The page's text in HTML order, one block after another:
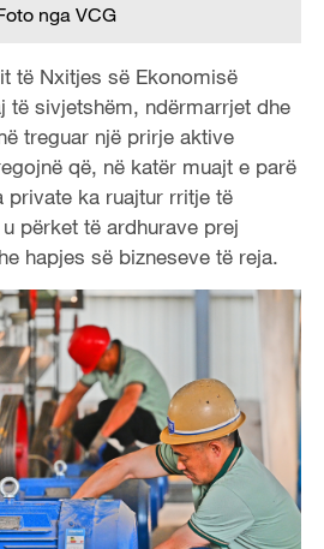
nga VCG
të Nxitjes së Ekonomisë
të sivjetshëm, ndërmarrjet dhe
treguar një prirje aktive
që, në katër muajt e parë
ka ruajtur rritje të
përket të ardhurave prej
hapjes së bizneseve të reja.